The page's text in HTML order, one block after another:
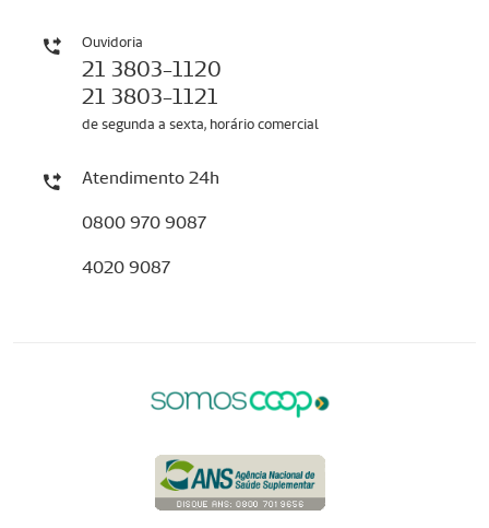
Ouvidoria
21 3803-1120
21 3803-1121
de segunda a sexta, horário comercial
Atendimento 24h
0800 970 9087
4020 9087